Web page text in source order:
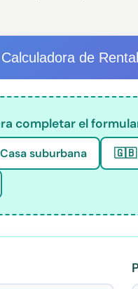
Calculadora de
completar el
suburbana 🇬🇧